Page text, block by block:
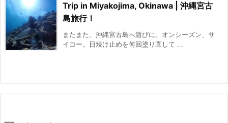
Trip in Miyakojima, Okinawa | 沖縄宮古
島旅行！
またまた、沖縄宮古島へ遊びに。オンシーズン、サ
イコー。日焼け止めを何回塗り直して ...